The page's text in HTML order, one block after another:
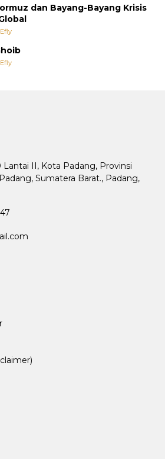
dan Bayang-Bayang Krisis
Lantai II, Kota Padang, Provinsi
Sumatera Barat., Padang,